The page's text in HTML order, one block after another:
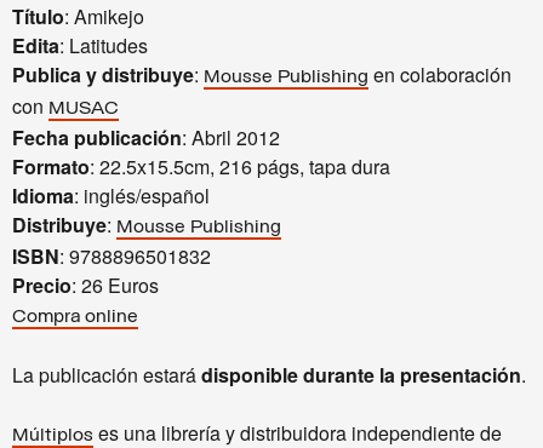
Título: Amikejo
Edita: Latitudes
Publica y distribuye: Mousse Publishing en colaboración
con MUSAC
Fecha publicación: Abril 2012
Formato: 22.5x15.5cm, 216 págs, tapa dura
Idioma: inglés/español
Distribuye: Mousse Publishing
ISBN: 9788896501832
Precio: 26 Euros
Compra online
La publicación estarádisponible durante la presentación.
Múltiplos es una librería y distribuidora independiente de